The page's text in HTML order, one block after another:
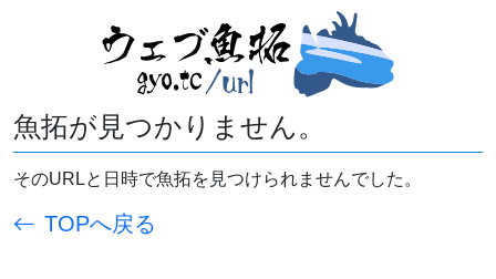
魚拓が見つかりません。
そのURLと日時で魚拓を見つけられませんでした。
TOPへ戻る